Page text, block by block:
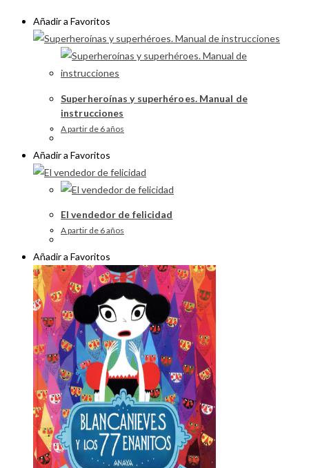
Añadir a Favoritos
Superheroínas y superhéroes. Manual de
instrucciones
A partir de 6 años
Añadir a Favoritos
El vendedor de felicidad
A partir de 6 años
Añadir a Favoritos